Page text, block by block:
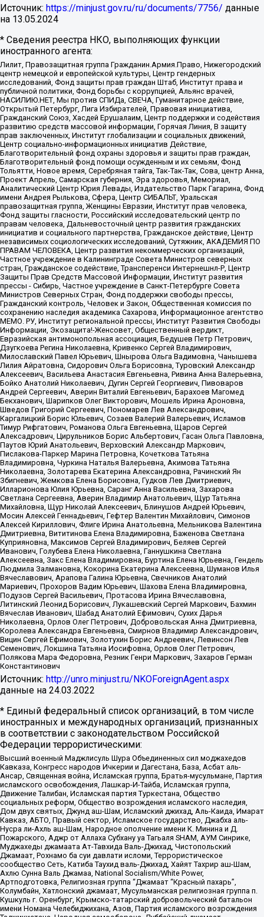
Источник: https://minjust.gov.ru/ru/documents/7756/ данные
на 13.05.2024
* Сведения реестра НКО, выполняющих функции
иностранного агента:
Лилит, Правозащитная группа Гражданин.Армия.Право, Нижегородский
центр немецкой и европейской культуры, Центр гендерных
исследований, Фонд защиты прав граждан Штаб, Институт права и
публичной политики, Фонд борьбы с коррупцией, Альянс врачей,
НАСИЛИЮ.НЕТ, Мы против СПИДа, СВЕЧА, Гуманитарное действие,
Открытый Петербург, Лига Избирателей, Правовая инициатива,
Гражданский Союз, Хасдей Ерушалаим, Центр поддержки и содействия
развитию средств массовой информации, Горячая Линия, В защиту
прав заключенных, Институт глобализации и социальных движений,
Центр социально-информационных инициатив Действие,
Благотворительный фонд охраны здоровья и защиты прав граждан,
Благотворительный фонд помощи осужденным и их семьям, Фонд
Тольятти, Новое время, Серебряная тайга, Так-Так-Так, Сова, центр Анна,
Проект Апрель, Самарская губерния, Эра здоровья, Мемориал,
Аналитический Центр Юрия Левады, Издательство Парк Гагарина, Фонд
имени Андрея Рылькова, Сфера, Центр СИБАЛЬТ, Уральская
правозащитная группа, Женщины Евразии, Институт прав человека,
Фонд защиты гласности, Российский исследовательский центр по
правам человека, Дальневосточный центр развития гражданских
инициатив и социального партнерства, Гражданское действие, Центр
независимых социологических исследований, Сутяжник, АКАДЕМИЯ ПО
ПРАВАМ ЧЕЛОВЕКА, Центр развития некоммерческих организаций,
Частное учреждение в Калининграде Совета Министров северных
стран, Гражданское содействие, Трансперенси Интернешнл-Р, Центр
Защиты Прав Средств Массовой Информации, Институт развития
прессы - Сибирь, Частное учреждение в Санкт-Петербурге Совета
Министров Северных Стран, Фонд поддержки свободы прессы,
Гражданский контроль, Человек и Закон, Общественная комиссия по
сохранению наследия академика Сахарова, Информационное агентство
МЕМО. РУ, Институт региональной прессы, Институт Развития Свободы
Информации, Экозащита!-Женсовет, Общественный вердикт,
Евразийская антимонопольная ассоциация, Бедушев Петр Петрович,
Дзугкоева Регина Николаевна, Кривенко Сергей Владимирович,
Милославский Павел Юрьевич, Шнырова Ольга Вадимовна, Чанышева
Лилия Айратовна, Сидорович Ольга Борисовна, Туровский Александр
Алексеевич, Васильева Анастасия Евгеньевна, Ривина Анна Валерьевна,
Бойко Анатолий Николаевич, Дугин Сергей Георгиевич, Пивоваров
Андрей Сергеевич, Аверин Виталий Евгеньевич, Барахоев Магомед
Бекханович, Шарипков Олег Викторович, Мошель Ирина Ароновна,
Шведов Григорий Сергеевич, Пономарев Лев Александрович,
Каргалицкий Борис Юльевич, Созаев Валерий Валерьевич, Исламов
Тимур Рифгатович, Романова Ольга Евгеньевна, Щаров Сергей
Алексадрович, Цирульников Борис Альбертович, Гасан Ольга Павловна,
Паутов Юрий Анатольевич, Верховский Александр Маркович,
Пислакова-Паркер Марина Петровна, Кочеткова Татьяна
Владимировна, Чуркина Наталья Валерьевна, Акимова Татьяна
Николаевна, Золотарева Екатерина Александровна, Рачинский Ян
Збигневич, Жемкова Елена Борисовна, Гудков Лев Дмитриевич,
Илларионова Юлия Юрьевна, Саранг Анна Васильевна, Захарова
Светлана Сергеевна, Аверин Владимир Анатольевич, Щур Татьяна
Михайловна, Щур Николай Алексеевич, Блинушов Андрей Юрьевич,
Мосин Алексей Геннадьевич, Гефтер Валентин Михайлович, Симонов
Алексей Кириллович, Флиге Ирина Анатольевна, Мельникова Валентина
Дмитриевна, Вититинова Елена Владимировна, Баженова Светлана
Куприяновна, Максимов Сергей Владимирович, Беляев Сергей
Иванович, Голубева Елена Николаевна, Ганнушкина Светлана
Алексеевна, Закс Елена Владимировна, Буртина Елена Юрьевна, Гендель
Людмила Залмановна, Кокорина Екатерина Алексеевна, Шуманов Илья
Вячеславович, Арапова Галина Юрьевна, Свечников Анатолий
Мариевич, Прохоров Вадим Юрьевич, Шахова Елена Владимировна,
Подузов Сергей Васильевич, Протасова Ирина Вячеславовна,
Литинский Леонид Борисович, Лукашевский Сергей Маркович, Бахмин
Вячеслав Иванович, Шабад Анатолий Ефимович, Сухих Дарья
Николаевна, Орлов Олег Петрович, Добровольская Анна Дмитриевна,
Королева Александра Евгеньевна, Смирнов Владимир Александрович,
Вицин Сергей Ефимович, Золотухин Борис Андреевич, Левинсон Лев
Семенович, Локшина Татьяна Иосифовна, Орлов Олег Петрович,
Полякова Мара Федоровна, Резник Генри Маркович, Захаров Герман
Константинович
Источник: http://unro.minjust.ru/NKOForeignAgent.aspx
данные на 24.03.2022
* Единый федеральный список организаций, в том числе
иностранных и международных организаций, признанных
в соответствии с законодательством Российской
Федерации террористическими:
Высший военный Маджлисуль Шура Объединенных сил моджахедов
Кавказа, Конгресс народов Ичкерии и Дагестана, База, Асбат аль-
Ансар, Священная война, Исламская группа, Братья-мусульмане, Партия
исламского освобождения, Лашкар-И-Тайба, Исламская группа,
Движение Талибан, Исламская партия Туркестана, Общество
социальных реформ, Общество возрождения исламского наследия,
Дом двух святых, Джунд аш-Шам, Исламский джихад, Аль-Каида, Имарат
Кавказ, АБТО, Правый сектор, Исламское государство, Джабха аль-
Нусра ли-Ахль аш-Шам, Народное ополчение имени К. Минина и Д.
Пожарского, Аджр от Аллаха Субхану уа Тагьаля SHAM, АУМ Синрике,
Муджахеды джамаата Ат-Тавхида Валь-Джихад, Чистопольский
Джамаат, Рохнамо ба суи давлати исломи, Террористическое
сообщество Сеть, Катиба Таухид валь-Джихад, Хайят Тахрир аш-Шам,
Ахлю Сунна Валь Джамаа, National Socialism/White Power,
Артподготовка, Религиозная группа “Джамаат “Красный пахарь”,
Колумбайн, Хатлонский джамаат, Мусульманская религиозная группа п.
Кушкуль г. Оренбург, Крымско-татарский добровольческий батальон
имени Номана Челебиджихана, Азов, Партия исламского возрождения